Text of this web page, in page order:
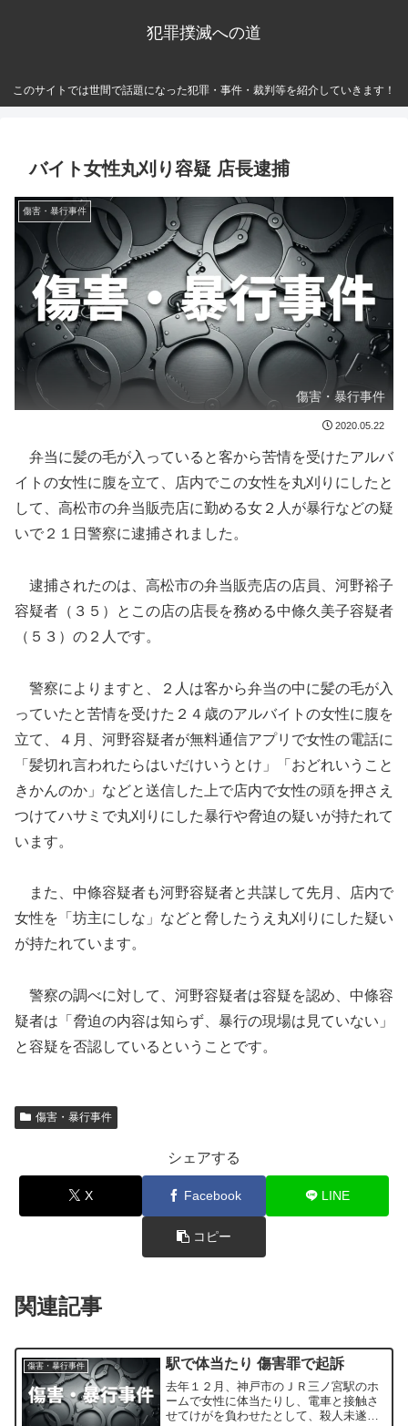
犯罪撲滅への道
このサイトでは世間で話題になった犯罪・事件・裁判等を紹介していきます！
バイト女性丸刈り容疑 店長逮捕
傷害・暴行事件
傷害・暴行事件
2020.05.22
弁当に髪の毛が入っていると客から苦情を受けたアルバ
イトの女性に腹を立て、店内でこの女性を丸刈りにしたと
して、高松市の弁当販売店に勤める女２人が暴行などの疑
いで２１日警察に逮捕されました。
逮捕されたのは、高松市の弁当販売店の店員、河野裕子
容疑者（３５）とこの店の店長を務める中條久美子容疑者
（５３）の２人です。
警察によりますと、２人は客から弁当の中に髪の毛が入
っていたと苦情を受けた２４歳のアルバイトの女性に腹を
立て、４月、河野容疑者が無料通信アプリで女性の電話に
「髪切れ言われたらはいだけいうとけ」「おどれいうこと
きかんのか」などと送信した上で店内で女性の頭を押さえ
つけてハサミで丸刈りにした暴行や脅迫の疑いが持たれて
います。
また、中條容疑者も河野容疑者と共謀して先月、店内で
女性を「坊主にしな」などと脅したうえ丸刈りにした疑い
が持たれています。
警察の調べに対して、河野容疑者は容疑を認め、中條容
疑者は「脅迫の内容は知らず、暴行の現場は見ていない」
と容疑を否認しているということです。
傷害・暴行事件
シェアする
X Facebook LINE
コピー
関連記事
傷害・暴行事件 駅で体当たり 傷害罪で起訴
去年１２月、神戸市のＪＲ三ノ宮駅のホ
ームで女性に体当たりし、電車と接触さ
せてけがを負わせたとして、殺人未遂の